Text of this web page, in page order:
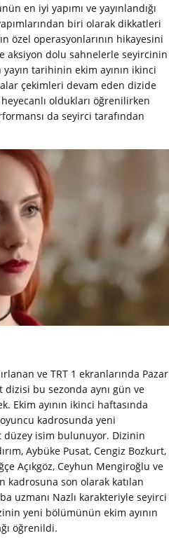
en iyi yapımı ve yayınlandığı
biri olarak dikkatleri
özel operasyonlarının hikayesini
aksiyon dolu sahnelerle seyircinin
yayın tarihinin ekim ayının ikinci
çekimleri devam eden dizide
oldukları öğrenilirken
da seyirci tarafından
ve TRT 1 ekranlarında Pazar
dizisi bu sezonda aynı gün ve
Ekim ayının ikinci haftasında
kadrosunda yeni
isim bulunuyor. Dizinin
Aybüke Pusat, Cengiz Bozkurt,
Açıkgöz, Ceyhun Mengiroğlu ve
kadrosuna son olarak katılan
uzmanı Nazlı karakteriyle seyirci
yeni bölümünün ekim ayının
öğrenildi.